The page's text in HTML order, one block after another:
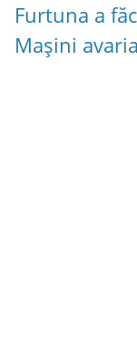
Furtuna a
Mașini